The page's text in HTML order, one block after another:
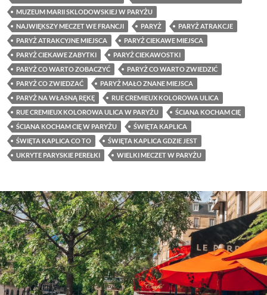
MUZEUM MARII SKLODOWSKIEJ W PARYŻU
NAJWIĘKSZY MECZET WE FRANCJI
PARYŻ
PARYŻ ATRAKCJE
PARYŻ ATRAKCYJNE MIEJSCA
PARYŻ CIEKAWE MIEJSCA
PARYŻ CIEKAWE ZABYTKI
PARYŻ CIEKAWOSTKI
PARYŻ CO WARTO ZOBACZYĆ
PARYŻ CO WARTO ZWIEDZIĆ
PARYŻ CO ZWIEDZAĆ
PARYŻ MAŁO ZNANE MIEJSCA
PARYŻ NA WŁASNĄ RĘKĘ
RUE CREMIEUX KOLOROWA ULICA
RUE CREMIEUX KOLOROWA ULICA W PARYŻU
ŚCIANA KOCHAM CIĘ
ŚCIANA KOCHAM CIĘ W PARYŻU
ŚWIĘTA KAPLICA
ŚWIĘTA KAPLICA CO TO
ŚWIĘTA KAPLICA GDZIE JEST
UKRYTE PARYSKIE PEREŁKI
WIELKI MECZET W PARYŻU